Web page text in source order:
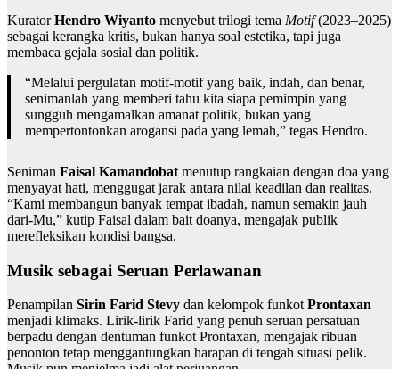
KuratorHendro Wiyanto menyebut trilogi tema Motif(2023–2025)
sebagai kerangka kritis, bukan hanya soal estetika, tapi juga
membaca gejala sosial dan politik.
“Melalui pergulatan motif-motif yang baik, indah, dan benar,
senimanlah yang memberi tahu kita siapa pemimpin yang
sungguh mengamalkan amanat politik, bukan yang
mempertontonkan arogansi pada yang lemah,” tegas Hendro.
Seniman Faisal Kamandobat menutup rangkaian dengan doa yang
menyayat hati, menggugat jarak antara nilai keadilan dan realitas.
“Kami membangun banyak tempat ibadah, namun semakin jauh
dari-Mu,” kutip Faisal dalam bait doanya, mengajak publik
merefleksikan kondisi bangsa.
Musik sebagai Seruan Perlawanan
Penampilan Sirin Farid Stevy dan kelompok funkot Prontaxan
menjadi klimaks. Lirik-lirik Farid yang penuh seruan persatuan
berpadu dengan dentuman funkot Prontaxan, mengajak ribuan
penonton tetap menggantungkan harapan di tengah situasi pelik.